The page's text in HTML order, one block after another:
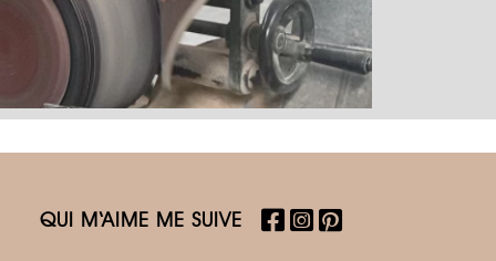
QUI M‘AIME ME SUIVE